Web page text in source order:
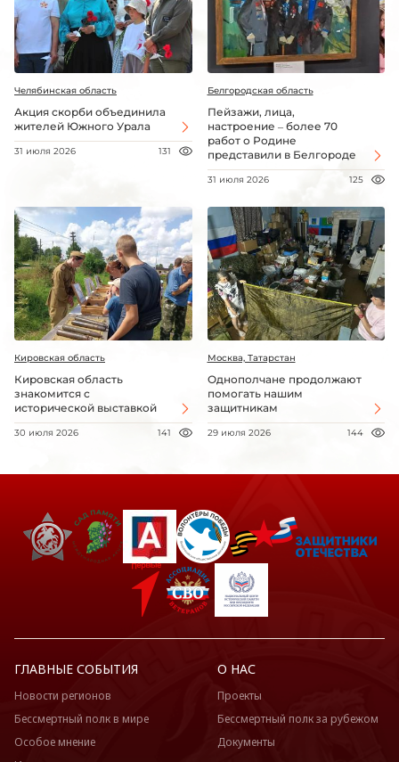
Челябинская область
Акция скорби объединила
жителей Южного Урала
31 июля 2026 131
Белгородская область
Пейзажи, лица,
настроение – более 70
работ о Родине
представили в Белгороде
31 июля 2026 125
Кировская область
Кировская область
знакомится с
исторической выставкой
30 июля 2026 141
Москва, Татарстан
Однополчане продолжают
помогать нашим
защитникам
29 июля 2026 144
ГЛАВНЫЕ СОБЫТИЯ
Новости регионов
Бессмертный полк в мире
Особое мнение
О НАС
Проекты
Бессмертный полк за рубежом
Документы